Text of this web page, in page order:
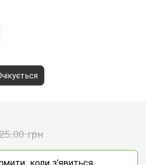
грн
коли з'явиться